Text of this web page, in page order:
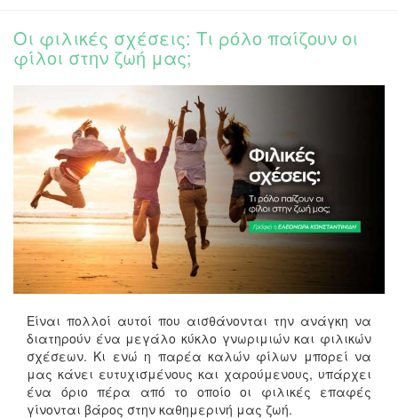
Οι φιλικές σχέσεις: Τι ρόλο παίζουν οι
φίλοι στην ζωή μας;
Είναι πολλοί αυτοί που αισθάνονται την ανάγκη να
διατηρούν ένα μεγάλο κύκλο γνωριμιών και φιλικών
σχέσεων. Κι ενώ η παρέα καλών φίλων μπορεί να
μας κάνει ευτυχισμένους και χαρούμενους, υπάρχει
ένα όριο πέρα από το οποίο οι φιλικές επαφές
γίνονται βάρος στην καθημερινή μας ζωή.